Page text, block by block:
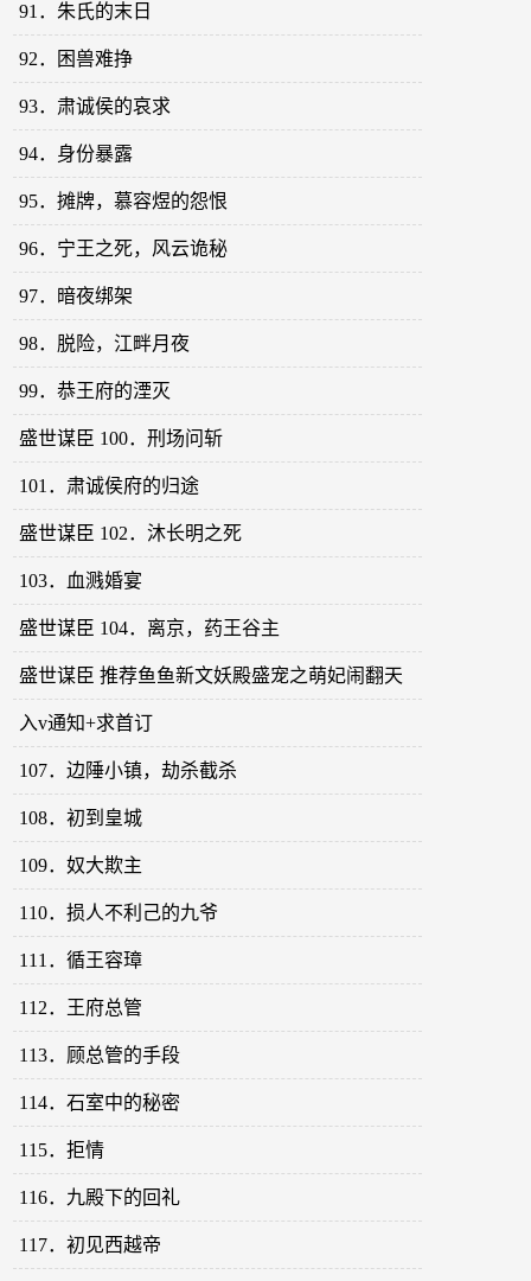
91．朱氏的末日
92．困兽难挣
93．肃诚侯的哀求
94．身份暴露
95．摊牌，慕容煜的怨恨
96．宁王之死，风云诡秘
97．暗夜绑架
98．脱险，江畔月夜
99．恭王府的湮灭
盛世谋臣 100．刑场问斩
101．肃诚侯府的归途
盛世谋臣 102．沐长明之死
103．血溅婚宴
盛世谋臣 104．离京，药王谷主
盛世谋臣 推荐鱼鱼新文妖殿盛宠之萌妃闹翻天
入v通知+求首订
107．边陲小镇，劫杀截杀
108．初到皇城
109．奴大欺主
110．损人不利己的九爷
111．循王容璋
112．王府总管
113．顾总管的手段
114．石室中的秘密
115．拒情
116．九殿下的回礼
117．初见西越帝